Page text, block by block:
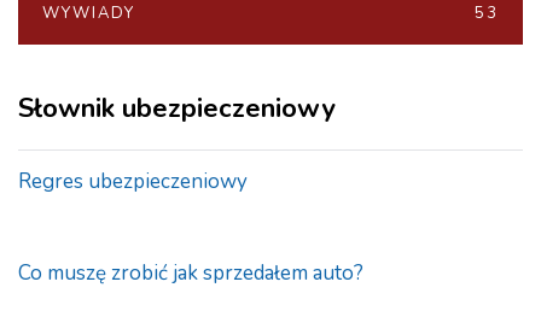
WYWIADY 53
Słownik ubezpieczeniowy
Regres ubezpieczeniowy
Co muszę zrobić jak sprzedałem auto?